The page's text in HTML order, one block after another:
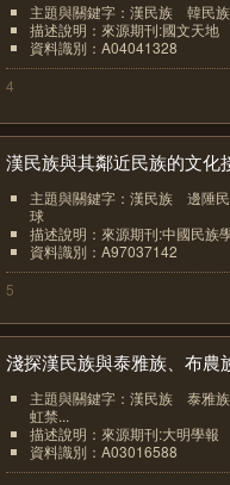
主題與關鍵字：漢民族 韓
描述說明：來源期刊:國文天地
資料識別：A04041328
4
漢民族與其鄰近民族的文化
主題與關鍵字：漢民族 邊
球
描述說明：來源期刊:中國民族
資料識別：A97037142
5
淺探漢民族與泰雅族、布農
主題與關鍵字：漢民族 泰
虹禁...
描述說明：來源期刊:大明學報
資料識別：A03016588